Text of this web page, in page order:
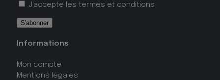
J'accepte les termes et conditions
Informations
Mon compte
Mentions légales